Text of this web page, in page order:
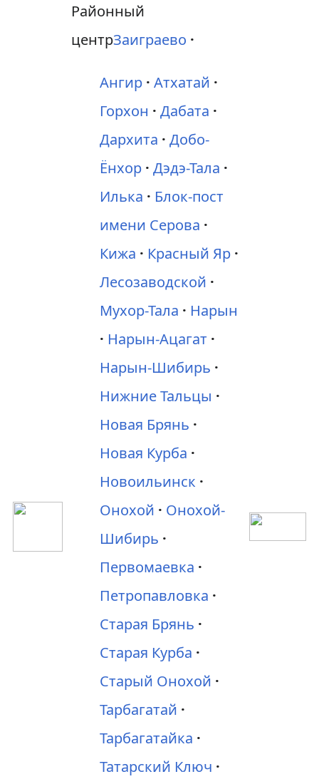
Районный
центрЗаиграево
Ангир Атхатай
Горхон
Дабата
Дархита
Добо-
Ёнхор Дэдэ-Тала
Илька
Блок-пост
имени Серова
Кижа
Красный Яр
Лесозаводской
Мухор-Тала
Нарын
Нарын-Ацагат
Нарын-Шибирь
Нижние Тальцы
Новая Брянь
Новая Курба
Новоильинск
Онохой
Онохой-
Шибирь
Первомаевка
Петропавловка
Старая Брянь
Старая Курба
Старый Онохой
Тарбагатай
Тарбагатайка
Татарский Ключ